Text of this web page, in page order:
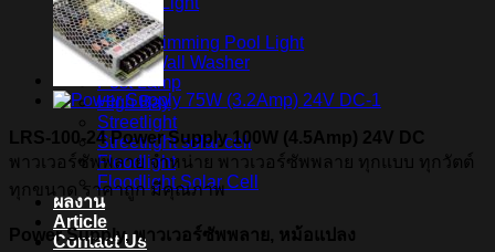
Up Light
LED Swimming Pool Light
Linear Wall Washer
Post Lamp
High Bay
Streetlight
Streetlight solar cell
Floodlight
Floodlight Solar Cell
ผลงาน
Article
Contact Us
LRS-100-24 Power Supply 100W (4.5Amp) 24V DC
พาวเวอร์ซัพพลาย จำหน่าย พาวเวอร์ซัพพลาย ทุกแบบ ทุกวัตต์
ทุกขนาด ราคาถูก มีคุณภาพ
Power Supply, พาวเวอร์ซัพพลาย, หม้อแปลง